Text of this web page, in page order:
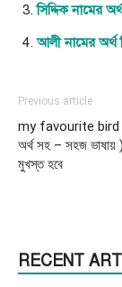
সিদ্দিক নামের
আলী নামের
Previous article
my favourite bird
অর্থ সহ – সহজ ভাষায়
মুখস্ত হবে
RECENT